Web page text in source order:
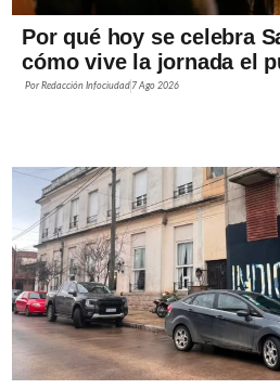
Por qué hoy se celebra
cómo vive la jornada el
PorRedacción Infociudad 7 Ago 2026